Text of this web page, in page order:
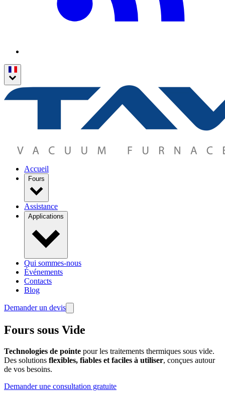
Accueil
Fours
Assistance
Applications
Qui sommes-nous
Événements
Contacts
Blog
Demander un devis
Fours sous Vide
Technologies de pointe pour les traitements thermiques sous vide.
Des solutions flexibles, fiables et faciles à utiliser, conçues autour
de vos besoins.
Demander une consultation gratuite